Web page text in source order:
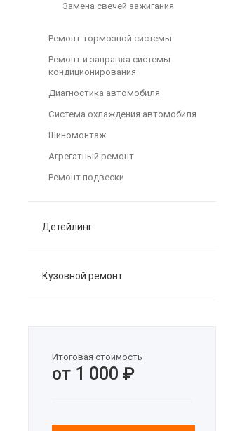
Замена свечей зажигания
Ремонт тормозной системы
Ремонт и заправка системы
кондиционирования
Диагностика автомобиля
Система охлаждения автомобиля
Шиномонтаж
Агрегатный ремонт
Ремонт подвески
Детейлинг
Кузовной ремонт
Итоговая стоимость
от 1 000 ₽